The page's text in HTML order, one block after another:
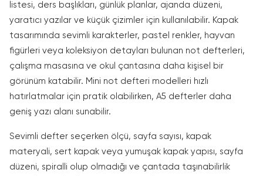
listesi, ders başlıkları, günlük planlar, ajanda düzeni,
yaratıcı yazılar ve küçük çizimler için kullanılabilir. Kapak
tasarımında sevimli karakterler, pastel renkler, hayvan
figürleri veya koleksiyon detayları bulunan not defterleri,
çalışma masasına ve okul çantasına daha kişisel bir
görünüm katabilir. Mini not defteri modelleri hızlı
hatırlatmalar için pratik olabilirken, A5 defterler daha
geniş yazı alanı sunabilir.
Sevimli defter seçerken ölçü, sayfa sayısı, kapak
materyali, sert kapak veya yumuşak kapak yapısı, sayfa
düzeni, spiralli olup olmadığı ve çantada taşınabilirlik